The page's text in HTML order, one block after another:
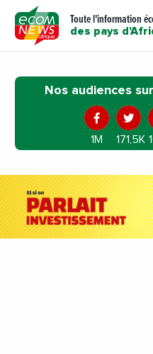
Toute l'information
des pays
Nos audiences
1M 171,5K